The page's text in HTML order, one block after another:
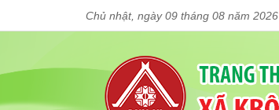
Chủ nhật, ngày 09 tháng 08 năm 2026